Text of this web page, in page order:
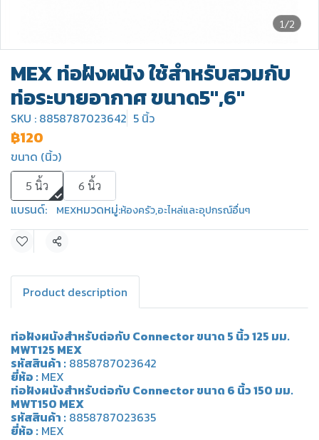
1/2
MEX ท่อฝังผนัง ใช้สำหรับสวมกับ
ท่อระบายอากาศ ขนาด5",6"
SKU : 8858787023642 5 นิ้ว
฿120
ขนาด (นิ้ว)
5 นิ้ว 6 นิ้ว
แบรนด์: MEXหมวดหมู่:ห้องครัว,อะไหล่และอุปกรณ์อื่นๆ
แชร์
Product description
ท่อฝังผนังสำหรับต่อกับ Connector ขนาด 5 นิ้ว 125 มม.
MWT125 MEX
รหัสสินค้า : 8858787023642
ยี่ห้อ : MEX
ท่อฝังผนังสำหรับต่อกับ Connector ขนาด 6 นิ้ว 150 มม.
MWT150 MEX
รหัสสินค้า : 8858787023635
ยี่ห้อ : MEX